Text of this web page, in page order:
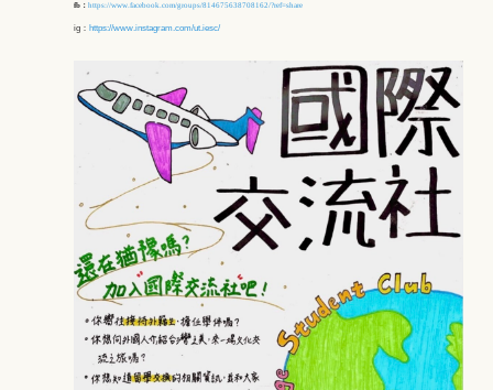
fb： https://www.facebook.com/groups/814675638708162/?ref=share
ig： https://www.instagram.com/ut.iesc/